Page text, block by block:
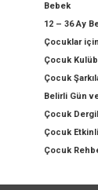
Bebek
12 – 36 Ay
Çocuklar
Çocuk
Çocuk
Belirli Gün
Çocuk
Çocuk
Çocuk